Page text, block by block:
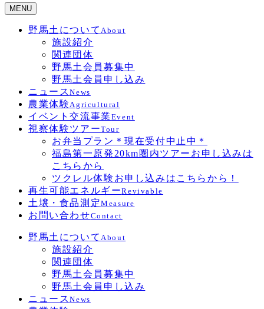
MENU
野馬土について About
施設紹介
関連団体
野馬土会員募集中
野馬土会員申し込み
ニュースNews
農業体験Agricultural
イベント交流事業 Event
視察体験ツアーTour
お弁当プラン＊現在受付中止中＊
福島第一原発20km圏内ツアーお申し込みは
こちらから
ツクレル体験お申し込みはこちらから！
再生可能エネルギーRevivable
土壌・食品測定Measure
お問い合わせContact
野馬土について About
施設紹介
関連団体
野馬土会員募集中
野馬土会員申し込み
ニュースNews